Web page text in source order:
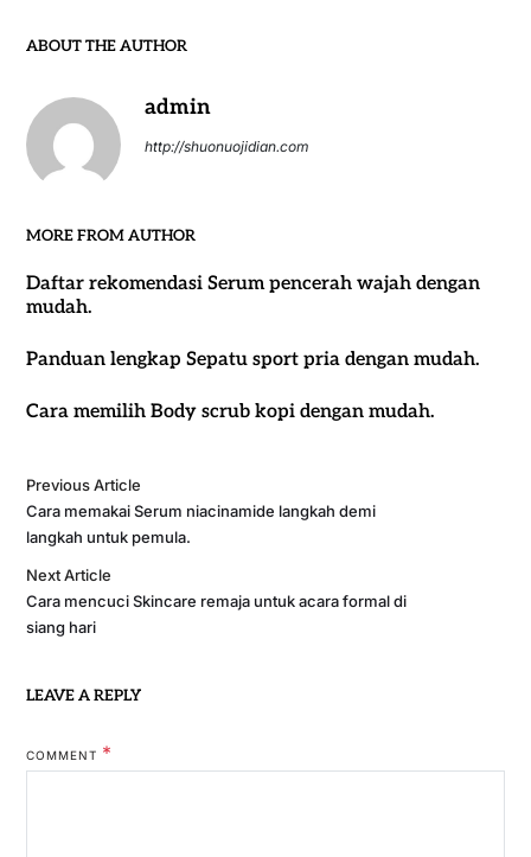
ABOUT THE AUTHOR
admin
http://shuonuojidian.com
MORE FROM AUTHOR
Daftar rekomendasi Serum pencerah wajah dengan
mudah.
Panduan lengkap Sepatu sport pria dengan mudah.
Cara memilih Body scrub kopi dengan mudah.
Previous Article
Cara memakai Serum niacinamide langkah demi
langkah untuk pemula.
Next Article
Cara mencuci Skincare remaja untuk acara formal di
siang hari
LEAVE A REPLY
COMMENT *